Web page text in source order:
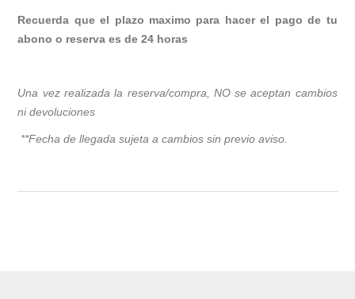
Recuerda que el plazo maximo para hacer el pago de tu
abono o reserva es de 24 horas
Una vez realizada la reserva/compra, NO se aceptan cambios
ni devoluciones
**Fecha de llegada sujeta a cambios sin previo aviso.